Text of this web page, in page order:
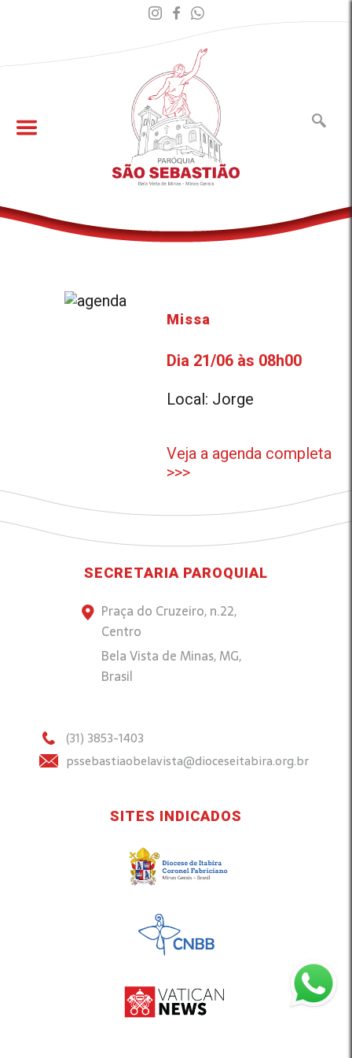
Missa
Dia 21/06 às 08h00
Local: Jorge
Veja a agenda completa
>>>
SECRETARIA PAROQUIAL
Praça do Cruzeiro, n.22,
Centro
Bela Vista de Minas, MG,
Brasil
(31) 3853-1403
pssebastiaobelavista@dioceseitabira.org.br
SITES INDICADOS